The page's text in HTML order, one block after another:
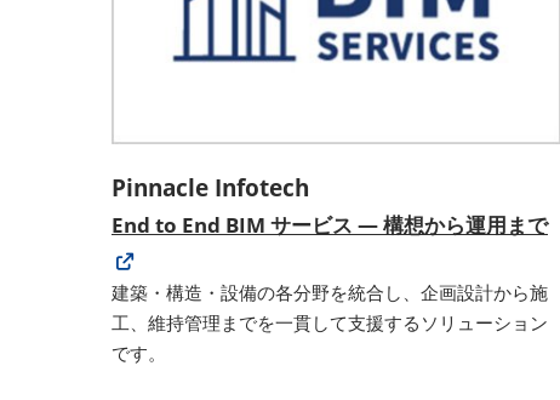
Pinnacle Infotech
End to End BIM サービス — 構想から運用まで
建築・構造・設備の各分野を統合し、企画設計から施
工、維持管理までを一貫して支援するソリューション
です。